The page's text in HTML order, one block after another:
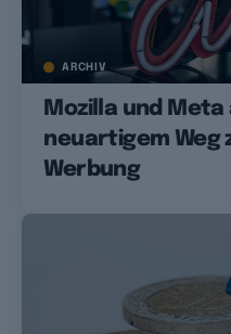
ARCHIV
Mozilla und
neuartigem Weg
Werbung